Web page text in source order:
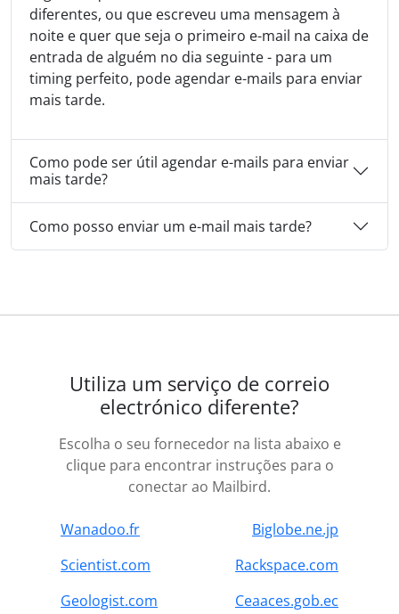
diferentes, ou que escreveu uma mensagem à
noite e quer que seja o primeiro e-mail na caixa de
entrada de alguém no dia seguinte - para um
timing perfeito, pode agendar e-mails para enviar
mais tarde.
Como pode ser útil agendar e-mails para enviar
mais tarde?
Como posso enviar um e-mail mais tarde?
Utiliza um serviço de correio
electrónico diferente?
Escolha o seu fornecedor na lista abaixo e
clique para encontrar instruções para o
conectar ao Mailbird.
Wanadoo.fr
Biglobe.ne.jp
Scientist.com
Rackspace.com
Geologist.com
Ceaaces.gob.ec